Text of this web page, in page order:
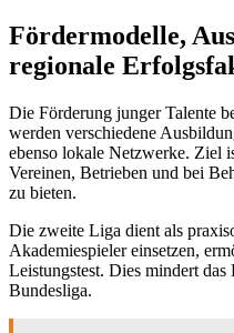
Fördermodelle,
regionale
Die Förderung junger Talente
werden verschiedene
ebenso lokale Netzwerke. Ziel
Vereinen, Betrieben und bei
zu bieten.
Die zweite Liga dient als
Akademiespieler einsetzen,
Leistungstest. Dies mindert
Bundesliga.